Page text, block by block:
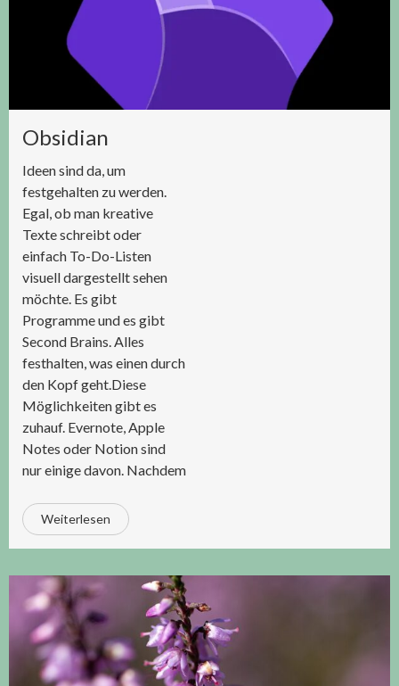
Obsidian
Ideen sind da, um
festgehalten zu werden.
Egal, ob man kreative
Texte schreibt oder
einfach To-Do-Listen
visuell dargestellt sehen
möchte. Es gibt
Programme und es gibt
Second Brains. Alles
festhalten, was einen durch
den Kopf geht.Diese
Möglichkeiten gibt es
zuhauf. Evernote, Apple
Notes oder Notion sind
nur einige davon. Nachdem
Weiterlesen